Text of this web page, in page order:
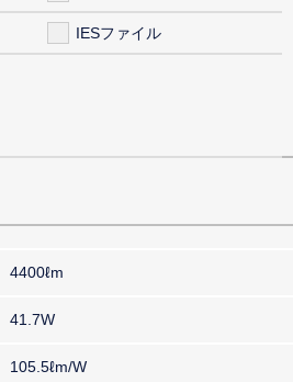
IESファイル
4400ℓm
41.7W
105.5ℓm/W